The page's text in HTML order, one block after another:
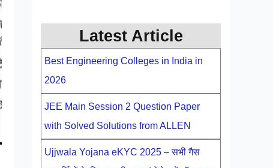
Latest Article
Best Engineering Colleges in India in
2026
JEE Main Session 2 Question Paper
with Solved Solutions from ALLEN
Ujjwala Yojana eKYC 2025 – सभी गैस